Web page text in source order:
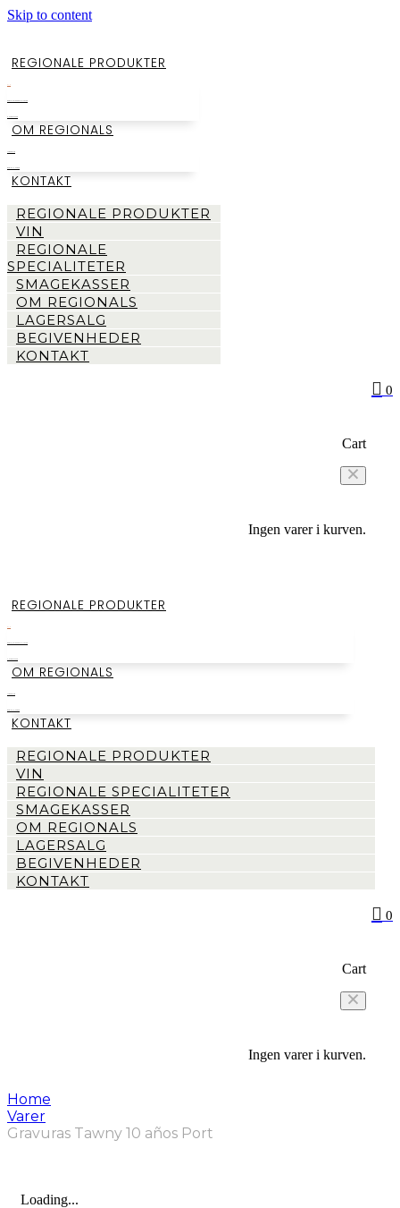
Skip to content
REGIONALE PRODUKTER
OM REGIONALS
KONTAKT
REGIONALE PRODUKTER
VIN
REGIONALE
SPECIALITETER
SMAGEKASSER
OM REGIONALS
LAGERSALG
BEGIVENHEDER
KONTAKT
0
Cart
Ingen varer i kurven.
REGIONALE PRODUKTER
OM REGIONALS
KONTAKT
REGIONALE PRODUKTER
VIN
REGIONALE SPECIALITETER
SMAGEKASSER
OM REGIONALS
LAGERSALG
BEGIVENHEDER
KONTAKT
0
Cart
Ingen varer i kurven.
Home
Varer
Gravuras Tawny 10 años Port
Loading...